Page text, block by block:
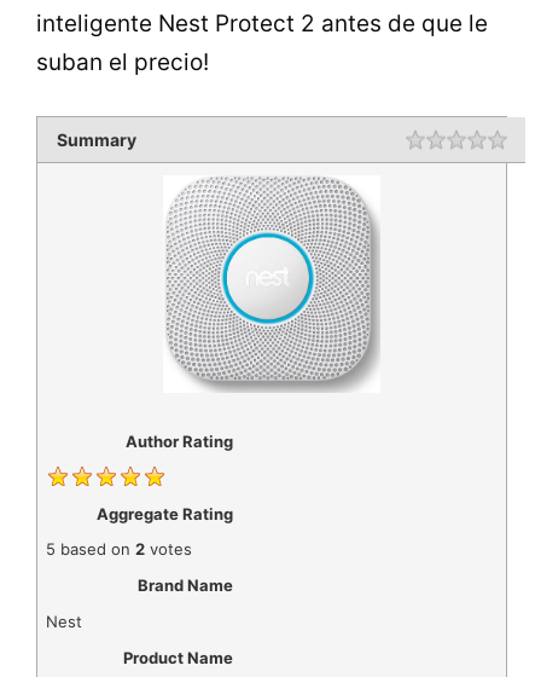
inteligente Nest Protect 2 antes de que le
suban el precio!
Summary
Author Rating
Aggregate Rating
5 based on 2votes
Brand Name
Nest
Product Name